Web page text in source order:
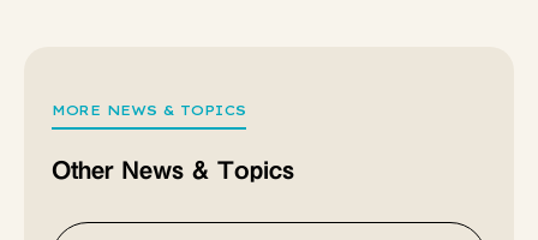
MORE NEWS & TOPICS
Other News & Topics